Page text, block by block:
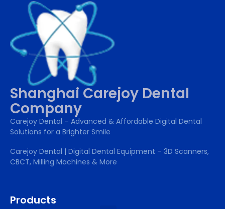
Shanghai Carejoy Dental
Company
Carejoy Dental – Advanced & Affordable Digital Dental
Solutions for a Brighter Smile
Carejoy Dental | Digital Dental Equipment – 3D Scanners,
CBCT, Milling Machines & More
Products